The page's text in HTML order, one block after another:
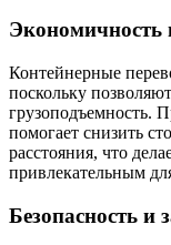
Экономичность
Контейнерные
поскольку
грузоподъемность.
помогает снизить
расстояния, что
привлекательным
Безопасность и